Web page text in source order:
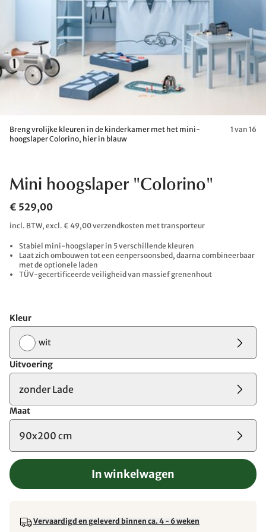
Breng vrolijke kleuren in de kinderkamer met het mini-
hoogslaper Colorino, hier in blauw
1 van 16
Mini hoogslaper "Colorino"
€ 529,00
incl. BTW, excl. € 49,00 verzendkosten met transporteur
Stabiel mini-hoogslaper in 5 verschillende kleuren
Laat zich ombouwen tot een eenpersoonsbed, daarna combineerbaar
met de optionele laden
TÜV-gecertificeerde veiligheid van massief grenenhout
Kleur
wit
Uitvoering
zonder Lade
Maat
90x200 cm
In winkelwagen
Vervaardigd en geleverd binnen ca. 4 - 6 weken